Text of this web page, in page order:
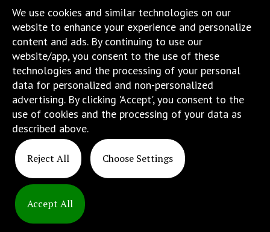
Pracownicy
Nauka
Biuro karier
Kontakt
Dojazd i lokalizacja
We use cookies and similar technologies on our
website to enhance your experience and personalize
content and ads. By continuing to use our
website/app, you consent to the use of these
technologies and the processing of your personal
data for personalized and non-personalized
advertising. By clicking 'Accept', you consent to the
use of cookies and the processing of your data as
described above.
Reject All Choose Settings
Accept All